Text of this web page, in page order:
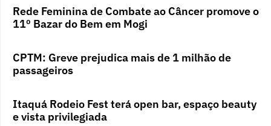
Rede Feminina de Combate ao Câncer promove o
11º Bazar do Bem em Mogi
CPTM: Greve prejudica mais de 1 milhão de
passageiros
Itaquá Rodeio Fest terá open bar, espaço beauty
e vista privilegiada